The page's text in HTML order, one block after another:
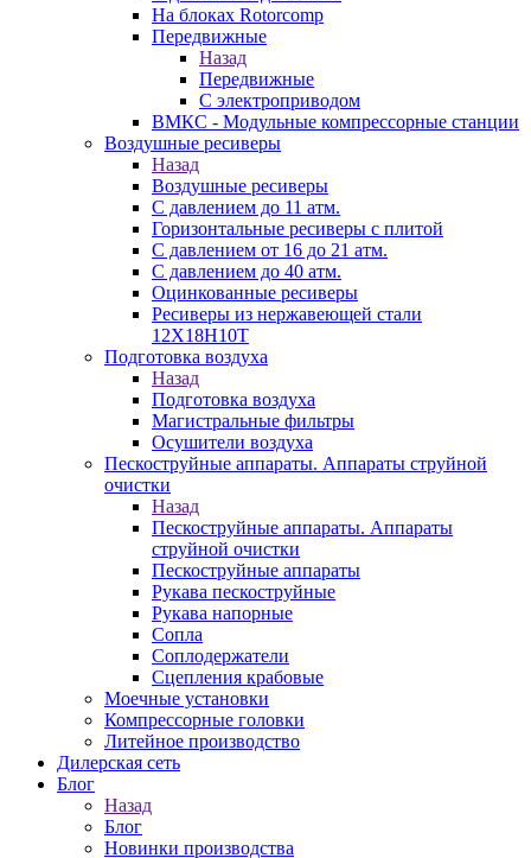
На блоках Rotorcomp
Передвижные
Назад
Передвижные
С электроприводом
ВМКС - Модульные компрессорные станции
Воздушные ресиверы
Назад
Воздушные ресиверы
С давлением до 11 атм.
Горизонтальные ресиверы с плитой
С давлением от 16 до 21 атм.
С давлением до 40 атм.
Оцинкованные ресиверы
Ресиверы из нержавеющей стали
12Х18Н10Т
Подготовка воздуха
Назад
Подготовка воздуха
Магистральные фильтры
Осушители воздуха
Пескоструйные аппараты. Аппараты струйной
очистки
Назад
Пескоструйные аппараты. Аппараты
струйной очистки
Пескоструйные аппараты
Рукава пескоструйные
Рукава напорные
Сопла
Соплодержатели
Сцепления крабовые
Моечные установки
Компрессорные головки
Литейное производство
Дилерская сеть
Блог
Назад
Блог
Новинки производства